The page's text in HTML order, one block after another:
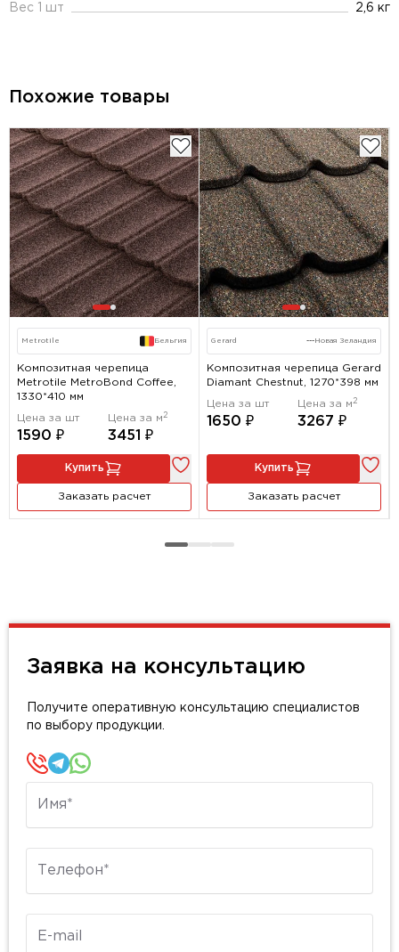
Вес 1 шт 2,6 кг
Похожие товары
Metrotile Бельгия
Композитная черепица
Metrotile MetroBond Coffee,
1330*410 мм
Цена за шт
1590 ₽
Цена за м 2
3451 ₽
Купить
Заказать расчет
Gerard --- Новая Зеландия
Композитная черепица Gerard
Diamant Chestnut, 1270*398 мм
Цена за шт
1650 ₽
Цена за м 2
3267 ₽
Купить
Заказать расчет
Заявка на консультацию
Получите оперативную консультацию специалистов
по выбору продукции.